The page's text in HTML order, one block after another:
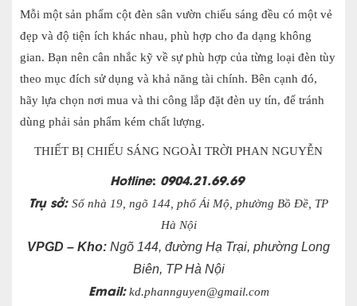
Mỗi một sản phẩm cột đèn sân vườn chiếu sáng đều có một vẻ
đẹp và độ tiện ích khác nhau, phù hợp cho đa dạng không
gian. Bạn nên cân nhắc kỹ về sự phù hợp của từng loại đèn tùy
theo mục đích sử dụng và khả năng tài chính. Bên cạnh đó,
hãy lựa chọn nơi mua và thi công lắp đặt đèn uy tín, để tránh
dùng phải sản phẩm kém chất lượng.
THIẾT BỊ CHIẾU SÁNG NGOÀI TRỜI PHAN NGUYỄN
Hotline: 0904.21.69.69
Trụ sở: Số nhà 19, ngõ 144, phố Ái Mộ, phường Bồ Đề, TP
Hà Nội
VPGD – Kho: Ngõ 144, đường Hạ Trại, phường Long
Biên, TP Hà Nội
Email:kd.phannguyen@gmail.com